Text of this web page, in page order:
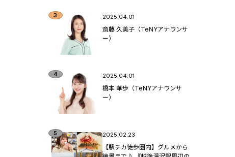
2025.04.01
斎藤 久美子（TeNYアナウンサ
ー）
2025.04.01
橋本 華歩（TeNYアナウンサ
ー）
2025.02.23
【駅チカ徒歩圏内】グルメから